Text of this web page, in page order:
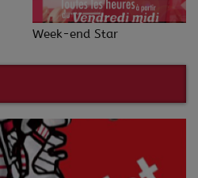
Week-end Star